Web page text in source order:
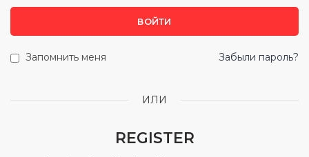
ВОЙТИ
Забыли пароль?
Запомнить меня
ИЛИ
REGISTER